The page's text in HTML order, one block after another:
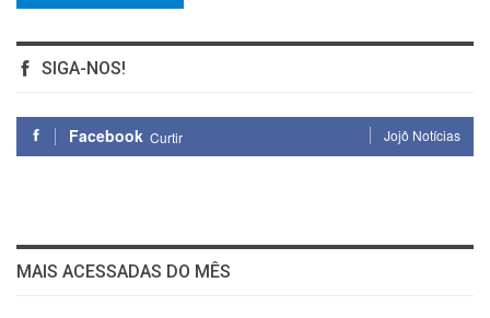
SIGA-NOS!
Facebook Curtir Jojô Notícias
MAIS ACESSADAS DO MÊS